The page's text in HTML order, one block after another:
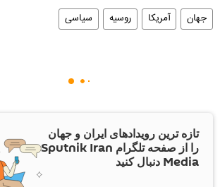
جهان آمریکا روسیه سیاسی
تازه ترین رویدادهای ایران و جهان
را از صفحه تلگرام Sputnik Iran
Media دنبال کنید